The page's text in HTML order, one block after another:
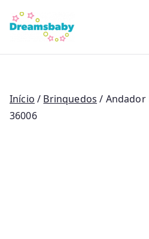
para
conteúdo
Início / Brinquedos / Andador
36006